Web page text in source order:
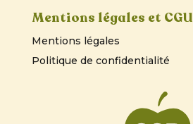
Mentions légales et CGU
Mentions légales
Politique de confidentialité